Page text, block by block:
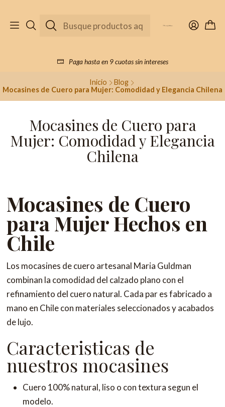
Paga hasta en 9 cuotas sin intereses
Inicio
Blog
Mocasines de Cuero para Mujer: Comodidad y Elegancia Chilena
Mocasines de Cuero para
Mujer: Comodidad y Elegancia
Chilena
Mocasines de Cuero
para Mujer Hechos en
Chile
Los mocasines de cuero artesanal Maria Guldman
combinan la comodidad del calzado plano con el
refinamiento del cuero natural. Cada par es fabricado a
mano en Chile con materiales seleccionados y acabados
de lujo.
Caracteristicas de
nuestros mocasines
Cuero 100% natural, liso o con textura segun el
modelo.